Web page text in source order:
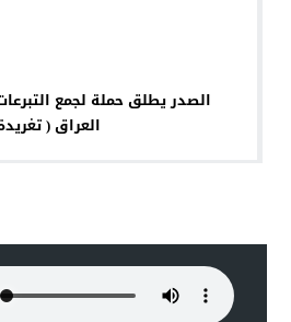
الصدر يطلق حملة لجمع
العراق (